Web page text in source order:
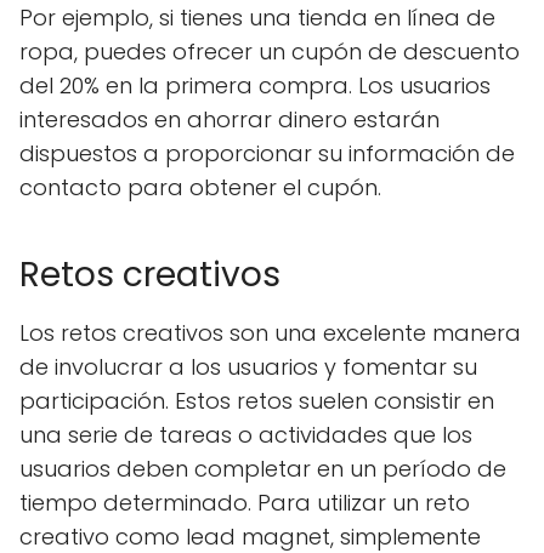
Por ejemplo, si tienes una tienda en línea de
ropa, puedes ofrecer un cupón de descuento
del 20% en la primera compra. Los usuarios
interesados ​​en ahorrar dinero estarán
dispuestos a proporcionar su información de
contacto para obtener el cupón.
Retos creativos
Los retos creativos son una excelente manera
de involucrar a los usuarios y fomentar su
participación. Estos retos suelen consistir en
una serie de tareas o actividades que los
usuarios deben completar en un período de
tiempo determinado. Para utilizar un reto
creativo como lead magnet, simplemente